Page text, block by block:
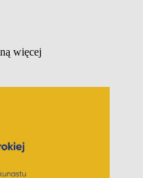
więcej